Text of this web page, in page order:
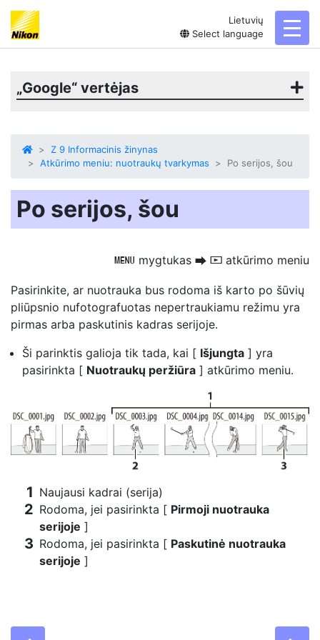
Lietuvių
Select language
„Google“ vertėjas
Z 9 Informacinis žinynas
Atkūrimo meniu: nuotraukų tvarkymas
Po serijos, šou
Po serijos, šou
G mygtukas U D atkūrimo meniu
Pasirinkite, ar nuotrauka bus rodoma iš karto po šūvių
pliūpsnio nufotografuotas nepertraukiamu režimu yra
pirmas arba paskutinis kadras serijoje.
Ši parinktis galioja tik tada, kai [ Išjungta ] yra
pasirinkta [ Nuotraukų peržiūra ] atkūrimo meniu.
Naujausi kadrai (serija)
Rodoma, jei pasirinkta [ Pirmoji nuotrauka
serijoje ]
Rodoma, jei pasirinkta [ Paskutinė nuotrauka
serijoje ]